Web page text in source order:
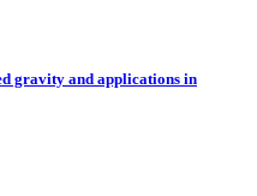
gravity and applications in